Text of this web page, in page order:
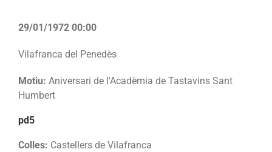
29/01/1972 00:00
Vilafranca del Penedès
Motiu: Aniversari de l'Acadèmia de Tastavins Sant
Humbert
pd5
Colles: Castellers de Vilafranca